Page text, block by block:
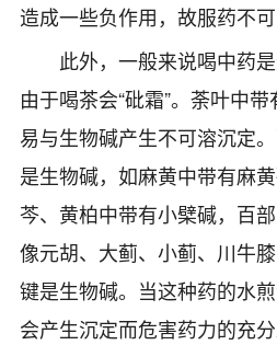
造成一些负作用，故服药不可
此外，一般来说喝中药是
由于喝茶会“砒霜”。荼叶中
易与生物碱产生不可溶沉定
是生物碱，如麻黄中带有麻
芩、黄柏中带有小檗碱，百
像元胡、大蓟、小蓟、川牛
键是生物碱。当这种药的水
会产生沉定而危害药力的充分